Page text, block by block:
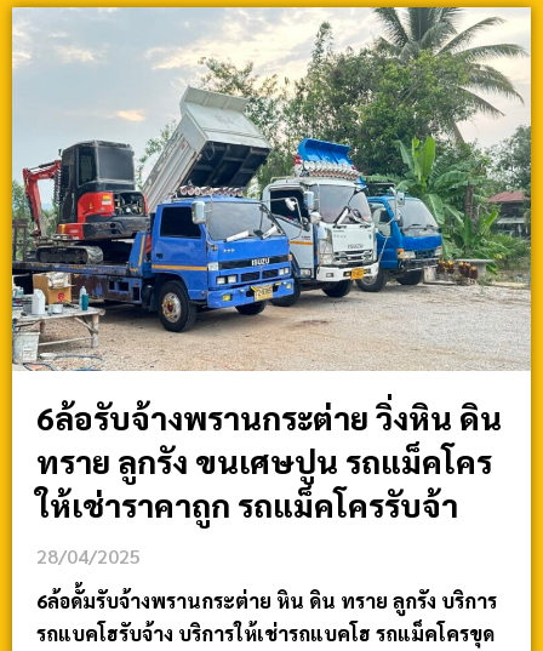
6ล้อรับจ้างพรานกระต่าย วิ่งหิน ดิน
ทราย ลูกรัง ขนเศษปูน รถแม็คโคร
ให้เช่าราคาถูก รถแม็คโครรับจ้า
28/04/2025
6ล้อดั้มรับจ้างพรานกระต่าย หิน ดิน ทราย ลูกรัง บริการ
รถแบคโฮรับจ้าง บริการให้เช่ารถแบคโฮ รถแม็คโครขุด